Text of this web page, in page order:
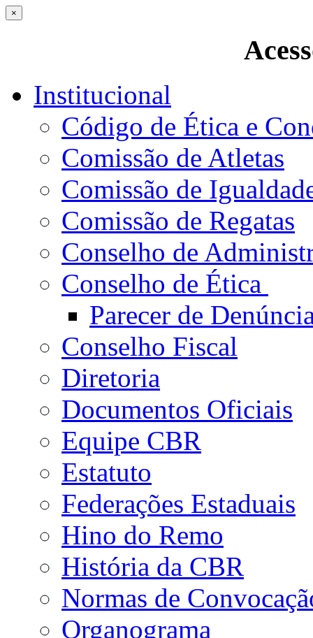
×
Institucional
Código de Ética e
Comissão de Atletas
Comissão de
Comissão de Regatas
Conselho de
Conselho de Ética
Parecer de
Conselho Fiscal
Diretoria
Documentos Oficiais
Equipe CBR
Estatuto
Federações Estaduais
Hino do Remo
História da CBR
Normas de
Organograma